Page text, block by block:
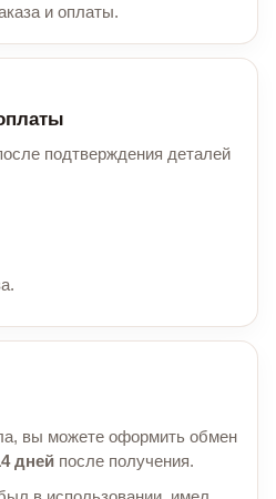
и оплаты.
подтверждения деталей
вы можете оформить обмен
дней после получения.